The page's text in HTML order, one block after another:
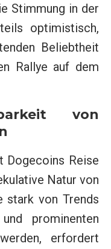
Stimmung in der
optimistisch,
Beliebtheit
Rallye auf dem
von
Dogecoins Reise
Natur von
stark von Trends
prominenten
erfordert